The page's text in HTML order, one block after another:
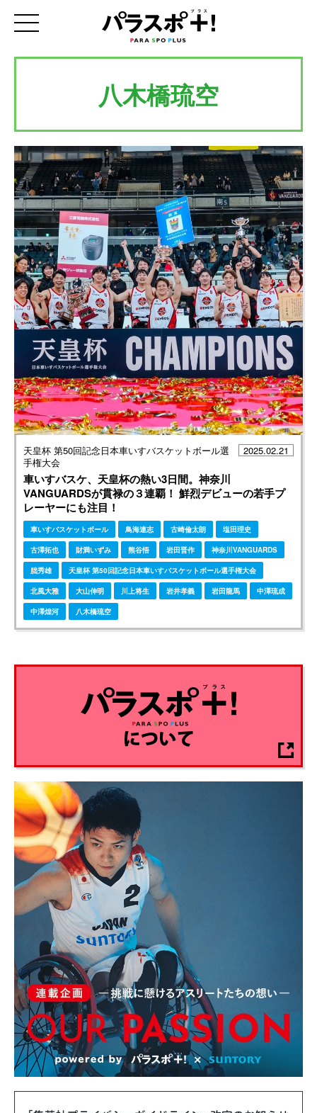
八木橋琉空
天皇杯 第50回記念日本車いすバスケットボール選
手権大会
2025.02.21
車いすバスケ、天皇杯の熱い3日間。神奈川
VANGUARDSが貫禄の３連覇！ 鮮烈デビューの若手プ
レーヤーにも注目！
車いすバスケットボール 鳥海連志 古崎倫太朗 塩田理史
古澤拓也 財満いずみ 熊谷悟 岩田晋作 神奈川VANGUARDS
朏秀雄 天皇杯 第50回記念日本車いすバスケットボール選手権大会
北風大雅 大山伸明 川上将生 岩井孝義 岩田龍馬 中澤琉成
中澤煌河 八木橋琉空